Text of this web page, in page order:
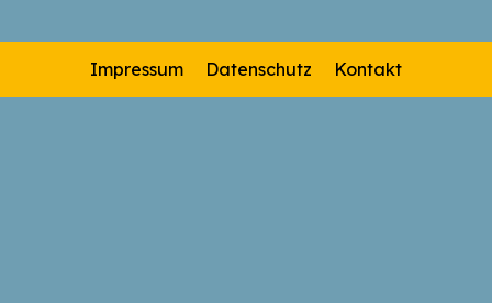
Impressum Datenschutz Kontakt